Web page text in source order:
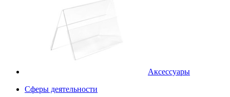
Аксессуары
Сферы деятельности